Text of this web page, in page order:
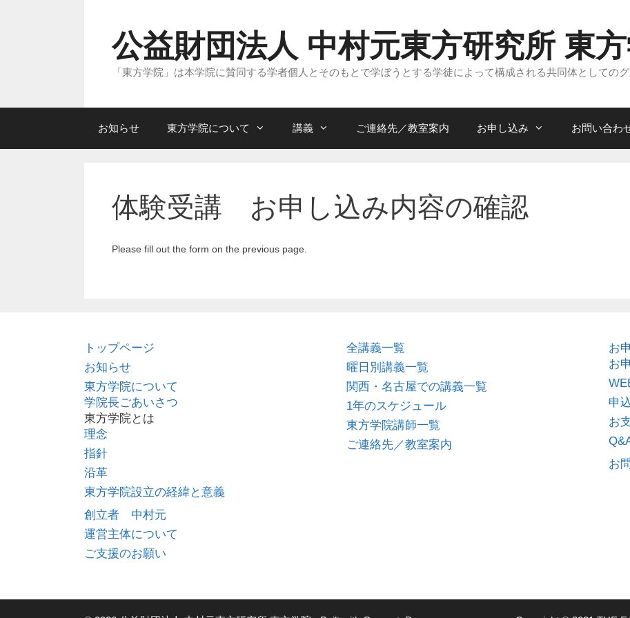
ッ
公益財団法人 中村元東方研究所 東
「東方学院」は本学院に賛同する学者個人とそのもとで学ぼうとする学徒によって構成される共同体としてのグ
お知らせ 東方学院について 講義 ご連絡先／教室案内 お申し込み お問い合わ
体験受講 お申し込み内容の確認
Please fill out the form on the previous page.
トップページ
お知らせ
東方学院について
学院長ごあいさつ
東方学院とは
理念
指針
沿革
東方学院設立の経緯と意義
創立者 中村元
運営主体について
ご支援のお願い
全講義一覧
曜日別講義一覧
関西・名古屋での講義一覧
1年のスケジュール
東方学院講師一覧
ご連絡先／教室案内
お
お
申
お
お